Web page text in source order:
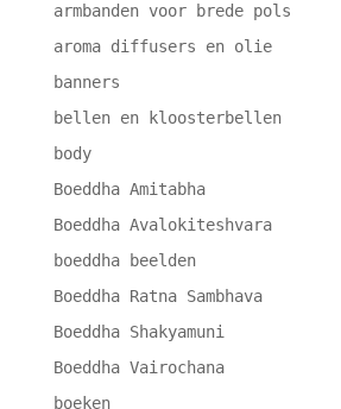
armbanden voor brede pols
aroma diffusers en olie
banners
bellen en kloosterbellen
body
Boeddha Amitabha
Boeddha Avalokiteshvara
boeddha beelden
Boeddha Ratna Sambhava
Boeddha Shakyamuni
Boeddha Vairochana
boeken